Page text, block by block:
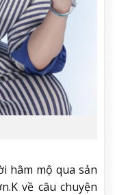
hâm mộ qua sản
về câu chuyện